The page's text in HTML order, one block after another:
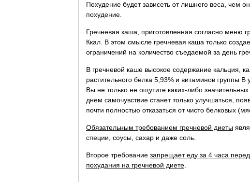
Похудение будет зависеть от лишнего веса, чем
похудение.
Гречневая каша, приготовленная согласно меню
Ккал. В этом смысле гречневая каша только
ограничений на количество съедаемой за день
В гречневой каше высокое содержание кальция,
растительного белка 5,93% и витаминов группы
Вы не только не ощутите каких-либо
днем самочувствие станет только улучшаться,
почти полностью отказаться от чисто белковых
Обязательным требованием гречневой диеты
специи, соусы, сахар и даже соль.
Второе требование запрещает еду за 4 часа
похудания на гречневой диете